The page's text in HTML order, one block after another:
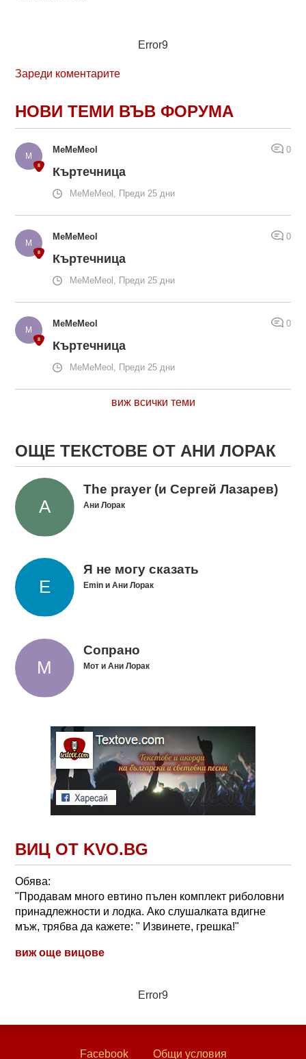
Error9
Зареди коментарите
НОВИ ТЕМИ ВЪВ ФОРУМА
MeMeMeol 0
Къртечница
MeMeMeol, Преди 25 дни
MeMeMeol 0
Къртечница
MeMeMeol, Преди 25 дни
MeMeMeol 0
Къртечница
MeMeMeol, Преди 25 дни
виж всички теми
ОЩЕ ТЕКСТОВЕ ОТ АНИ ЛОРАК
The prayer (и Сергей Лазарев)
Ани Лорак
Я не могу сказать
Emin и Ани Лорак
Сопрано
Мот и Ани Лорак
ВИЦ ОТ KVO.BG
Обява:
"Продавам много евтино пълен комплект риболовни
принадлежности и лодка. Ако слушалката вдигне
мъж, трябва да кажете: " Извинете, грешка!"
виж още вицове
Error9
Facebook Общи условия